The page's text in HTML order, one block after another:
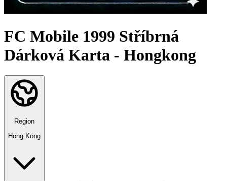
FC Mobile 1999 Stříbrná
Dárková Karta - Hongkong
Region
Hong Kong